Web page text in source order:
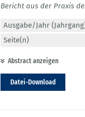
Bericht aus der Praxis
Ausgabe/Jahr
Seite(n)
Abstract anzeigen
Datei-Download